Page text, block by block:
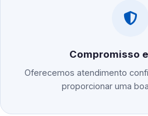
Compromisso
Oferecemos atendimento
proporcionar uma